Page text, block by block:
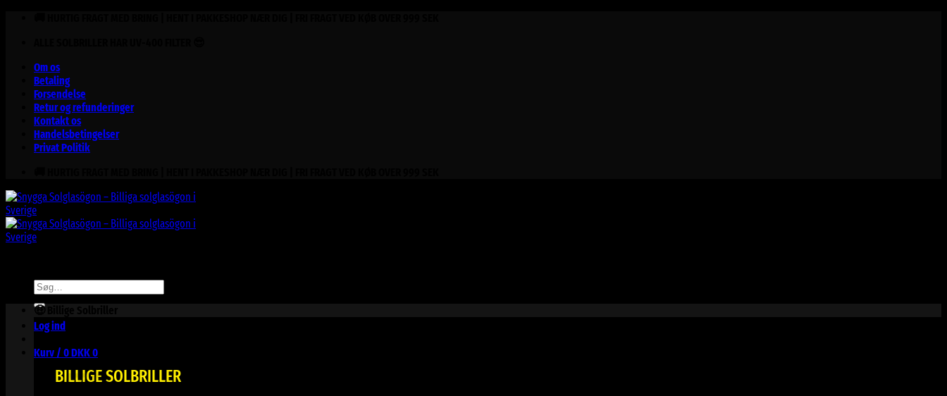
Om os
Betaling
Forsendelse
Retur og refunderinger
Kontakt os
Handelsbetingelser
Privat Politik
Søg
efter:
Log ind
Kurv / 0DKK0
🤑 Billige Solbriller
BILLIGE SOLBRILLER